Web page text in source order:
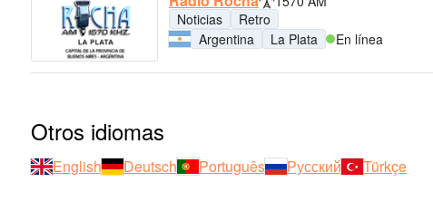
Noticias
Retro
Argentina
La Plata En línea
Otros idiomas
English Deutsch Português Русский Türkçe